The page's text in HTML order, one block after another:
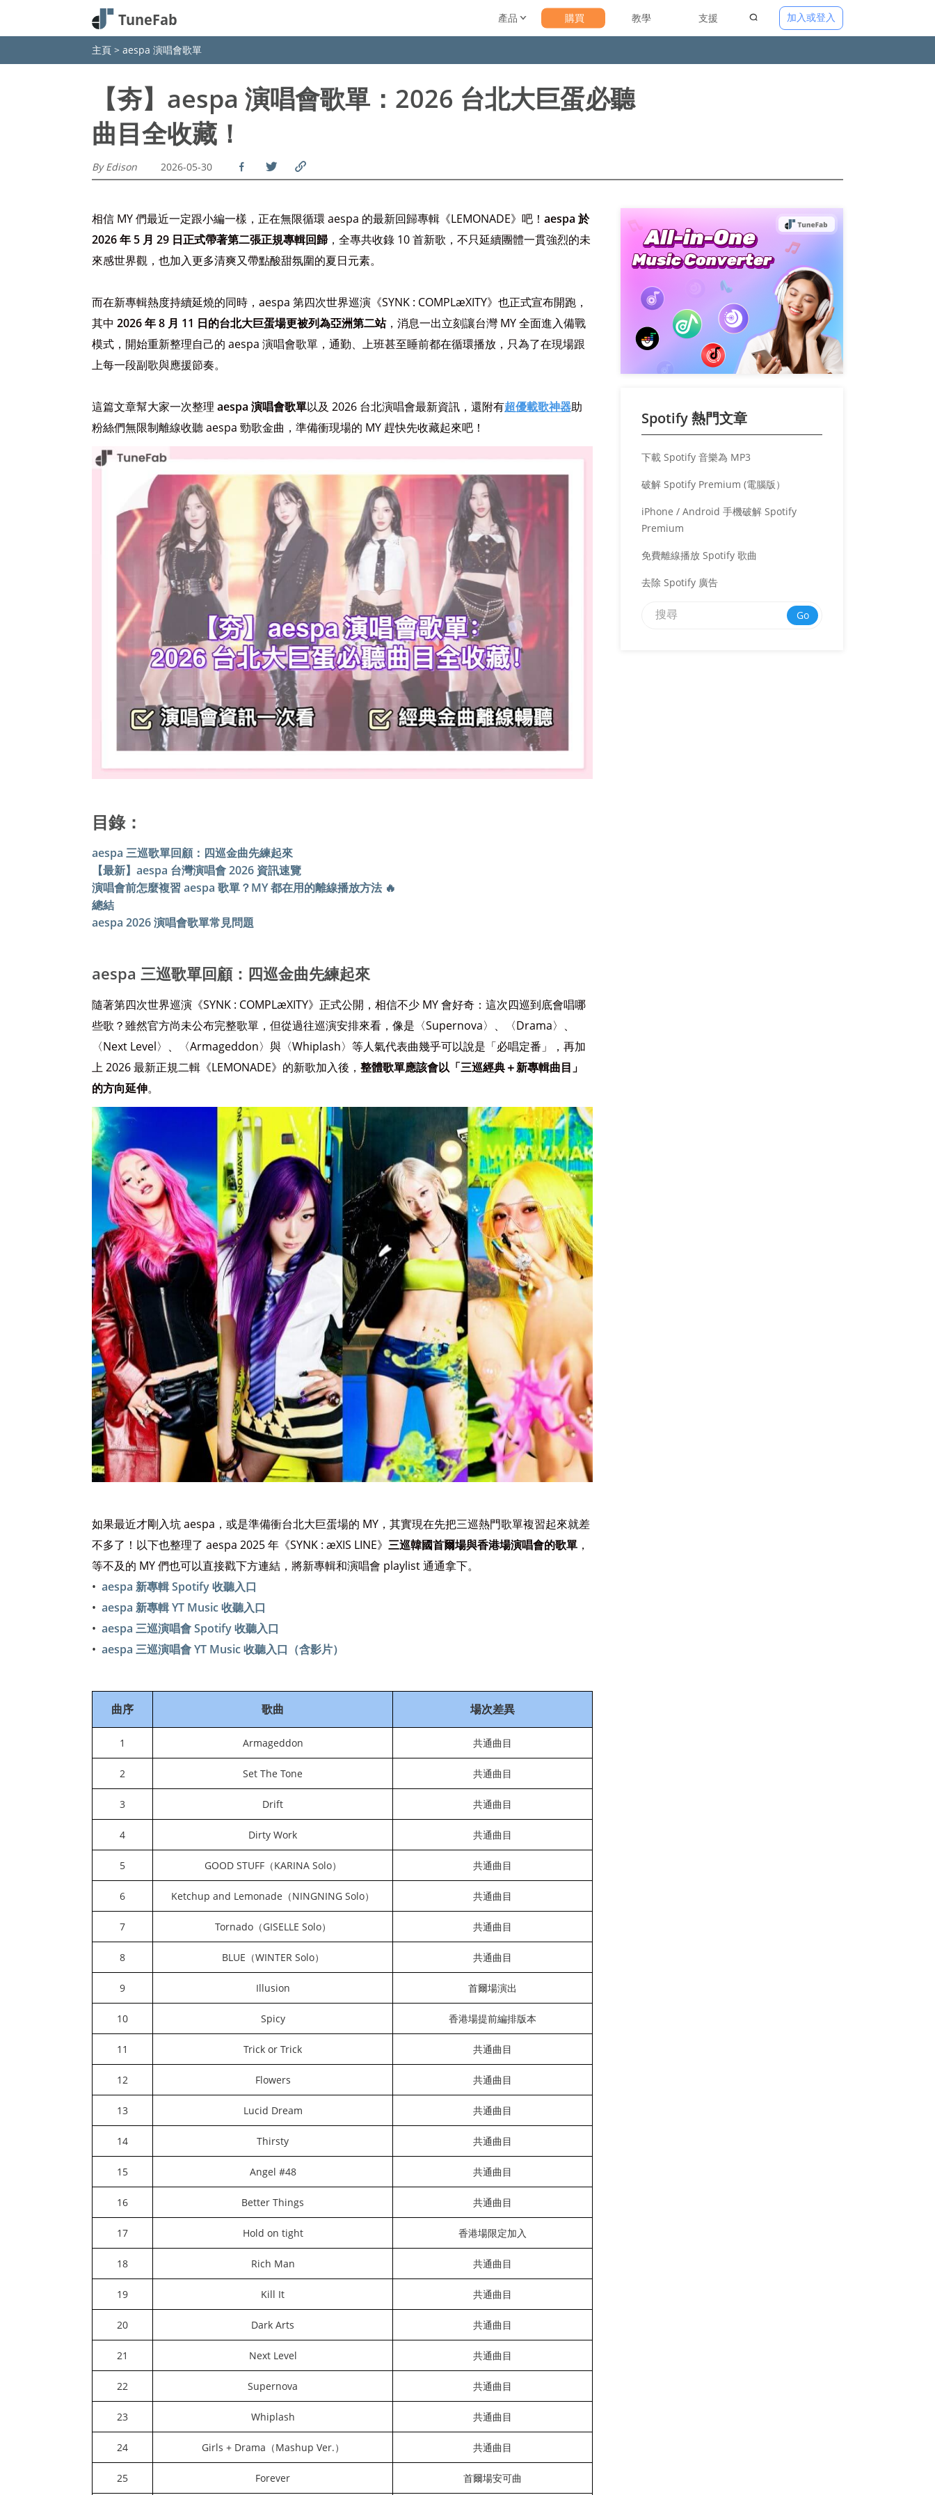
產品 購買 教學 支援 加入或登入
主頁 > aespa 演唱會歌單
【夯】aespa 演唱會歌單：2026 台北大巨蛋必聽
曲目全收藏！
By Edison 2026-05-30
相信 MY 們最近一定跟小編一樣，正在無限循環 aespa 的最新回歸專輯《LEMONADE》吧！ aespa 於
2026 年 5 月 29 日正式帶著第二張正規專輯回歸 ，全專共收錄 10 首新歌，不只延續團體一貫強烈的未
來感世界觀，也加入更多清爽又帶點酸甜氛圍的夏日元素。
而在新專輯熱度持續延燒的同時，aespa 第四次世界巡演《SYNK : COMPLæXITY》也正式宣布開跑，
其中 2026 年 8 月 11 日的台北大巨蛋場更被列為亞洲第二站，消息一出立刻讓台灣 MY 全面進入備戰
模式，開始重新整理自己的 aespa 演唱會歌單，通勤、上班甚至睡前都在循環播放，只為了在現場跟
上每一段副歌與應援節奏。
這篇文章幫大家一次整理 aespa 演唱會歌單以及 2026 台北演唱會最新資訊，還附有超優載歌神器助
粉絲們無限制離線收聽 aespa 勁歌金曲，準備衝現場的 MY 趕快先收藏起來吧！
目錄：
aespa 三巡歌單回顧：四巡金曲先練起來
【最新】aespa 台灣演唱會 2026 資訊速覽
演唱會前怎麼複習 aespa 歌單？MY 都在用的離線播放方法 🔥
總結
aespa 2026 演唱會歌單常見問題
aespa 三巡歌單回顧：四巡金曲先練起來
隨著第四次世界巡演《SYNK : COMPLæXITY》正式公開，相信不少 MY 會好奇：這次四巡到底會唱哪
些歌？雖然官方尚未公布完整歌單，但從過往巡演安排來看，像是〈Supernova〉、〈Drama〉、
〈Next Level〉、〈Armageddon〉與〈Whiplash〉等人氣代表曲幾乎可以說是「必唱定番」，再加
上 2026 最新正規二輯《LEMONADE》的新歌加入後， 整體歌單應該會以「三巡經典＋新專輯曲目」
的方向延伸。
如果最近才剛入坑 aespa，或是準備衝台北大巨蛋場的 MY，其實現在先把三巡熱門歌單複習起來就差
不多了！以下也整理了 aespa 2025 年《SYNK : æXIS LINE》 三巡韓國首爾場與香港場演唱會的歌單 ，
等不及的 MY 們也可以直接戳下方連結，將新專輯和演唱會 playlist 通通拿下。
aespa 新專輯 Spotify 收聽入口
aespa 新專輯 YT Music 收聽入口
aespa 三巡演唱會 Spotify 收聽入口
aespa 三巡演唱會 YT Music 收聽入口（含影片）
曲序 歌曲 場次差異
1 Armageddon 共通曲目
2 Set The Tone 共通曲目
3 Drift 共通曲目
4 Dirty Work 共通曲目
5 GOOD STUFF（KARINA Solo） 共通曲目
6 Ketchup and Lemonade（NINGNING Solo） 共通曲目
7 Tornado（GISELLE Solo） 共通曲目
8 BLUE（WINTER Solo） 共通曲目
9 Illusion 首爾場演出
10 Spicy 香港場提前編排版本
11 Trick or Trick 共通曲目
12 Flowers 共通曲目
13 Lucid Dream 共通曲目
14 Thirsty 共通曲目
15 Angel #48 共通曲目
16 Better Things 共通曲目
17 Hold on tight 香港場限定加入
18 Rich Man 共通曲目
19 Kill It 共通曲目
20 Dark Arts 共通曲目
21 Next Level 共通曲目
22 Supernova 共通曲目
23 Whiplash 共通曲目
24 Girls + Drama（Mashup Ver.） 共通曲目
25 Forever 首爾場安可曲
Spotify 熱門文章
下載 Spotify 音樂為 MP3
破解 Spotify Premium (電腦版）
iPhone / Android 手機破解 Spotify
Premium
免費離線播放 Spotify 歌曲
去除 Spotify 廣告
Go